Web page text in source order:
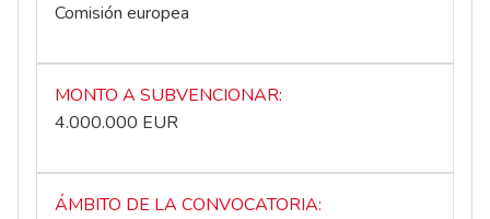
Comisión europea
MONTO A SUBVENCIONAR
4.000.000 EUR
ÁMBITO DE LA CONVOCATORIA